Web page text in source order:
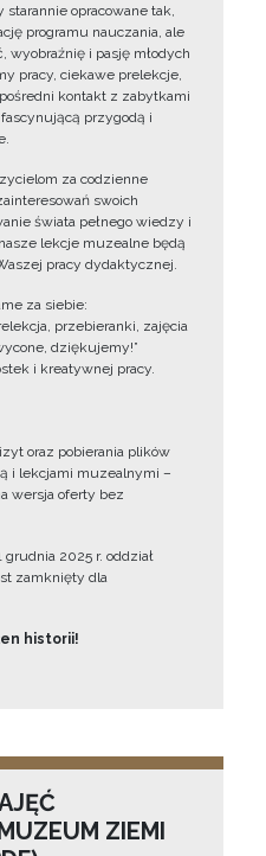
starannie opracowane tak,
programu nauczania, ale
wyobraźnię i pasję młodych
pracy, ciekawe prelekcje,
kontakt z zabytkami
przygodą i
za codzienne
swoich
świata pełnego wiedzy i
lekcje muzealne będą
pracy dydaktycznej.
za siebie:
przebieranki, zajęcia
dziękujemy!”
i kreatywnej pracy.
oraz pobierania plików
i lekcjami muzealnymi –
wersja oferty bez
2025 r. oddział
zamknięty dla
historii!
ZIEMI